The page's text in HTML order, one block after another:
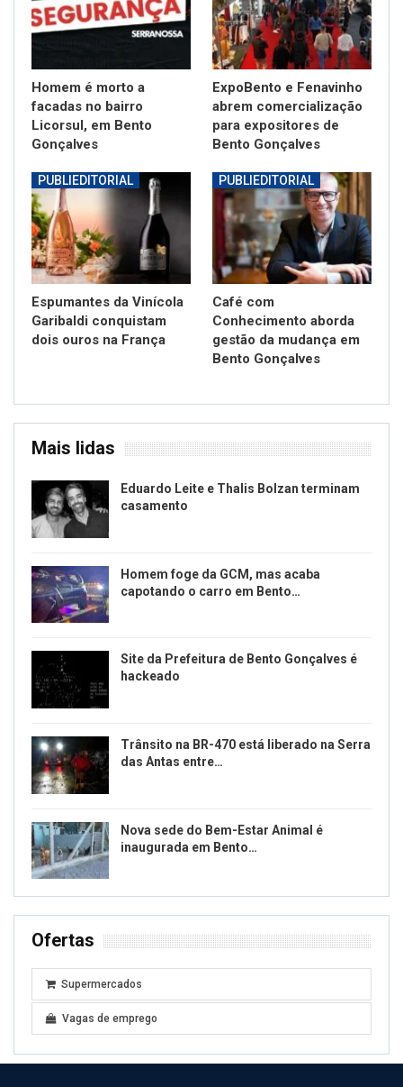
Homem é morto a
facadas no bairro
Licorsul, em Bento
Gonçalves
ExpoBento e Fenavinho
abrem comercialização
para expositores de
Bento Gonçalves
PUBLIEDITORIAL
Espumantes da Vinícola
Garibaldi conquistam
dois ouros na França
PUBLIEDITORIAL
Café com
Conhecimento aborda
gestão da mudança em
Bento Gonçalves
Mais lidas
Eduardo Leite e Thalis Bolzan terminam
casamento
Homem foge da GCM, mas acaba
capotando o carro em Bento…
Site da Prefeitura de Bento Gonçalves é
hackeado
Trânsito na BR-470 está liberado na Serra
das Antas entre…
Nova sede do Bem-Estar Animal é
inaugurada em Bento…
Ofertas
Supermercados
Vagas de emprego